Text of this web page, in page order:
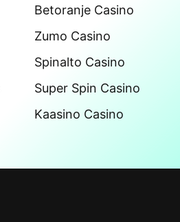
Betoranje Casino
Zumo Casino
Spinalto Casino
Super Spin Casino
Kaasino Casino